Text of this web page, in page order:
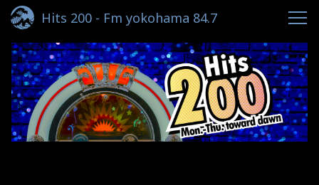
Hits 200 - Fm yokohama 84.7